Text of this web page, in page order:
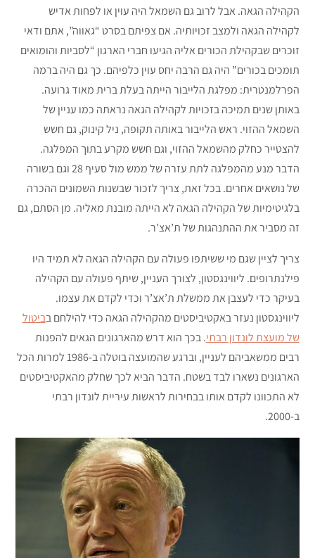
הקהילה הגאה. אבל לרוב גם השמאל היה עוין או לפחות אדיש
לקהילה הגאה ולמצב זכויותיה. אם צפיתם בסרט “גאווה”, אתם ודאי
זוכרים שבקהילת הכורים אליה הגיעו חברי הארגון “לסביות והומואים
תומכים בכורים” היה גם הרבה יחס עוין כלפיהם. כך גם היה ברמה
הפרלמנטרית: מפלגת הלייבור הייתה בעלת ברית מאוד גרועה.
באותן שנים תמיכה בזכויות לקהילה הגאה נראתה כמו עניין של
השמאל ההזוי. ראש הלייבור באותה תקופה, ניל קינוק, גם חשש
להצטייר כחלק מהשמאל ההזוי, וגם חשש מקרע בתוך המפלגה.
הדבר מנע מהמפלגה לתת עזרה של ממש מול סעיף 28 וגם בשורה
של נושאים אחרים. בכל זאת, צריך לזכור שבשנות השמונים ההכרה
בלגיטימיות של הקהילה הגאה לא הייתה מובנת מאליה. מן הסתם, גם
זה מסביר את ההתנהגות של ת’אצ’ר.
צריך לציין שגם מי ששיתפו פעולה עם הקהילה הגאה לא תמיד היו
פילנתרופים. ליווינגסטון, לצורך העניין, שיתף פעולה עם הקהילה
בעיקר כדי לעצבן את ממשלת ת’אצ’ר וכדי לקדם את עצמו.
ליווינגסטון נעזר באקטיביסטים מהקהילה הגאה כדי להילחם בביטול
של מועצת לונדון רבתי. בכך הוא דרש מהארגונים הגאים להפנות
רבים ממשאביהם לעניין, וברגע שהמועצה בוטלה ב-1986 למרות הכל
הארגונים נשארו לבד בשטח. הדבר הביא לכך שחלק מהאקטיביסטים
לא התכוונו לקדם אותו בבחירות לראשות עיריית לונדון רבתי
ב-2000.